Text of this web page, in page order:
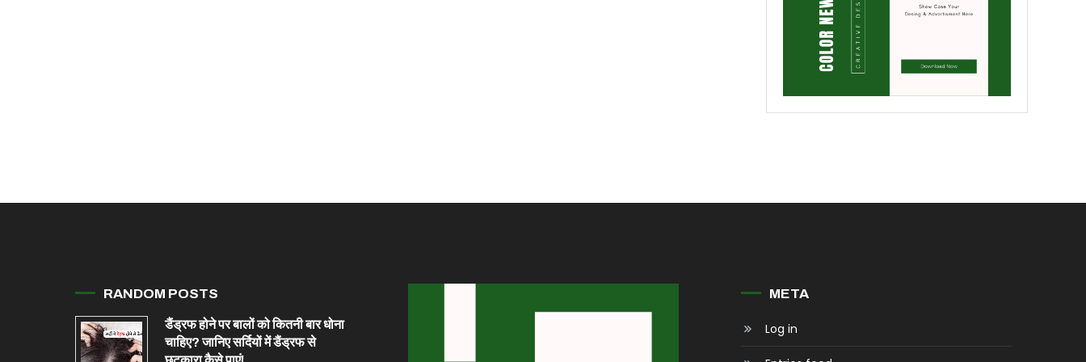
RANDOM POSTS
डैंड्रफ होने पर बालों को कितनी बार धोना
चाहिए? जानिए सर्दियों में डैंड्रफ से
META
Log in